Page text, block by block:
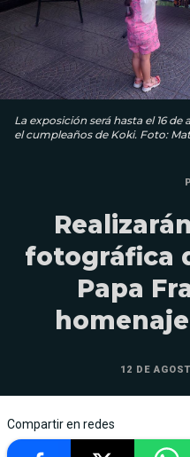
La exposición será hasta el 16
el cumpleaños de Koki. Foto:
fotográfica
Papa
12 DE
Compartir en redes